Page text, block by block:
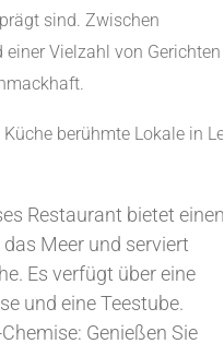
sind. Zwischen
Vielzahl von Gerichten
berühmte Lokale in
Restaurant bietet einen
Meer und serviert
Es verfügt über eine
und eine Teestube.
Genießen Sie